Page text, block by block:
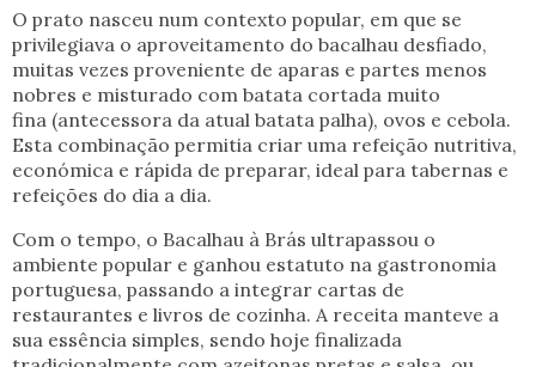
O prato nasceu num contexto popular, em que se
privilegiava o aproveitamento do bacalhau desfiado,
muitas vezes proveniente de aparas e partes menos
nobres e misturado com batata cortada muito
fina (antecessora da atual batata palha), ovos e cebola.
Esta combinação permitia criar uma refeição nutritiva,
económica e rápida de preparar, ideal para tabernas e
refeições do dia a dia.
Com o tempo, o Bacalhau à Brás ultrapassou o
ambiente popular e ganhou estatuto na gastronomia
portuguesa, passando a integrar cartas de
restaurantes e livros de cozinha. A receita manteve a
sua essência simples, sendo hoje finalizada